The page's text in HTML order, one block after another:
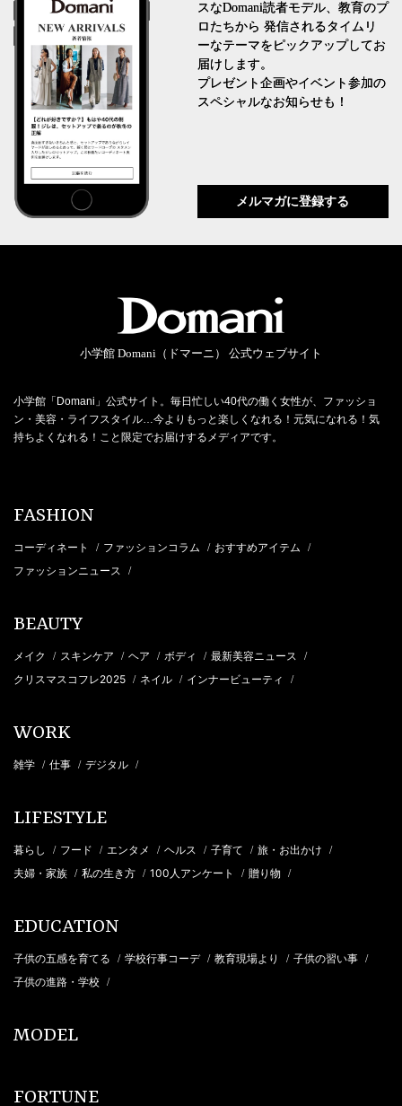
スなDomani読者モデル、教育のプ
ロたちから 発信されるタイムリ
ーなテーマをピックアップしてお
届けします。
プレゼント企画やイベント参加の
スペシャルなお知らせも！
メルマガに登録する
小学館 Domani（ドマーニ） 公式ウェブサイト
小学館「Domani」公式サイト。毎日忙しい40代の働く女性が、ファッショ
ン・美容・ライフスタイル…今よりもっと楽しくなれる！元気になれる！気
持ちよくなれる！こと限定でお届けするメディアです。
FASHION
コーディネート / ファッションコラム / おすすめアイテム /
ファッションニュース /
BEAUTY
メイク / スキンケア / ヘア / ボディ / 最新美容ニュース /
クリスマスコフレ2025 / ネイル / インナービューティ /
WORK
雑学 / 仕事 / デジタル /
LIFESTYLE
暮らし / フード / エンタメ / ヘルス / 子育て / 旅・お出かけ /
夫婦・家族 / 私の生き方 / 100人アンケート / 贈り物 /
EDUCATION
子供の五感を育てる / 学校行事コーデ / 教育現場より / 子供の習い事 /
子供の進路・学校 /
MODEL
FORTUNE